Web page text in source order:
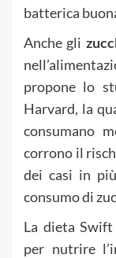
batterica
Anche gli
propone lo
Harvard, la
consumano
corrono il
dei casi in
consumo di
La dieta
per nutrire